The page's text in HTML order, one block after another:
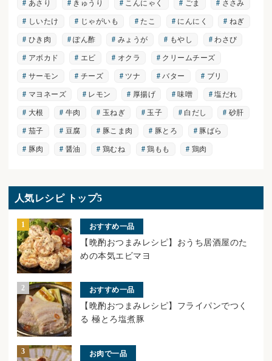
あさり きゅうり こんにゃく ごま ささみ
しいたけ じゃがいも たこ にんにく ねぎ
ひき肉 ぽん酢 みょうが もやし わさび
アボカド エビ オクラ クリームチーズ
サーモン チーズ ツナ バター ブリ
マヨネーズ レモン 厚揚げ 味噌 塩だれ
大根 牛肉 玉ねぎ 玉子 白だし 砂肝
茄子 豆腐 豚こま肉 豚とろ 豚ばら
豚肉 醤油 鶏むね 鶏もも 鶏肉
人気レシピ トップ5
おすすめ一品
【晩酌おつまみレシピ】おうち居酒屋のた
めの本気エビマヨ
おすすめ一品
【晩酌おつまみレシピ】フライパンでつく
る 極とろ塩煮豚
お肉で一品